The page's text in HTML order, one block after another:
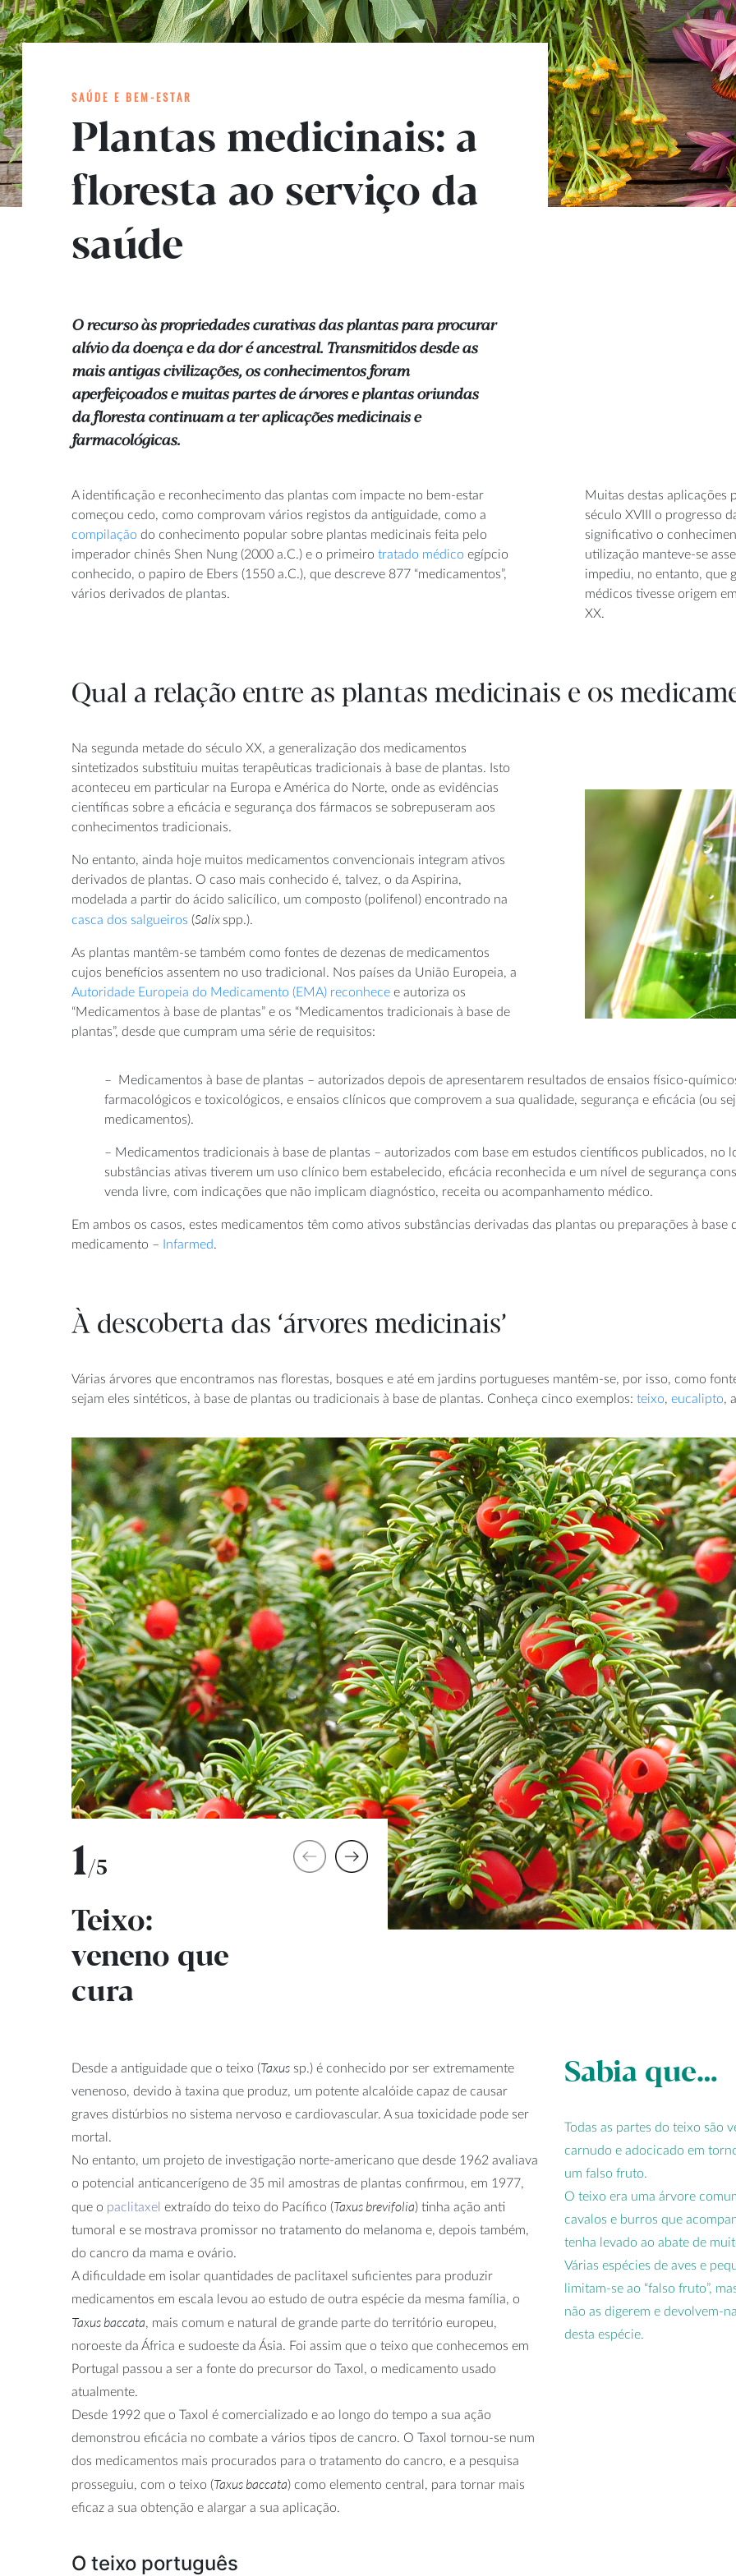
SAÚDE E BEM-ESTAR
Plantas medicinais: a
floresta ao serviço da
saúde
O recurso às propriedades curativas das plantas para procurar
alívio da doença e da dor é ancestral. Transmitidos desde as
mais antigas civilizações, os conhecimentos foram
aperfeiçoados e muitas partes de árvores e plantas oriundas
da floresta continuam a ter aplicações medicinais e
farmacológicas.
A identificação e reconhecimento das plantas com impacte no bem-estar
começou cedo, como comprovam vários registos da antiguidade, como a
compilação do conhecimento popular sobre plantas medicinais feita pelo
imperador chinês Shen Nung (2000 a.C.) e o primeiro tratado médico egípcio
conhecido, o papiro de Ebers (1550 a.C.), que descreve 877 “medicamentos”,
vários derivados de plantas.
Muitas destas aplicações
século XVIII o progresso
significativo o
utilização manteve-se
impediu, no entanto, que
médicos tivesse origem
XX.
Qual a relação entre as plantas medicinais e os
Na segunda metade do século XX, a generalização dos medicamentos
sintetizados substituiu muitas terapêuticas tradicionais à base de plantas. Isto
aconteceu em particular na Europa e América do Norte, onde as evidências
científicas sobre a eficácia e segurança dos fármacos se sobrepuseram aos
conhecimentos tradicionais.
No entanto, ainda hoje muitos medicamentos convencionais integram ativos
derivados de plantas. O caso mais conhecido é, talvez, o da Aspirina,
modelada a partir do ácido salicílico, um composto (polifenol) encontrado na
casca dos salgueiros (Salix spp.).
As plantas mantêm-se também como fontes de dezenas de medicamentos
cujos benefícios assentem no uso tradicional. Nos países da União Europeia, a
Autoridade Europeia do Medicamento (EMA) reconhece e autoriza os
“Medicamentos à base de plantas” e os “Medicamentos tradicionais à base de
plantas”, desde que cumpram uma série de requisitos:
– Medicamentos à base de plantas – autorizados depois de apresentarem resultados de ensaios físico-
farmacológicos e toxicológicos, e ensaios clínicos que comprovem a sua qualidade, segurança e eficácia (ou
medicamentos).
– Medicamentos tradicionais à base de plantas – autorizados com base em estudos científicos publicados, no
substâncias ativas tiverem um uso clínico bem estabelecido, eficácia reconhecida e um nível de segurança
venda livre, com indicações que não implicam diagnóstico, receita ou acompanhamento médico.
Em ambos os casos, estes medicamentos têm como ativos substâncias derivadas das plantas ou preparações à
medicamento –
Infarmed.
À descoberta das ‘árvores medicinais’
Várias árvores que encontramos nas florestas, bosques e até em jardins portugueses mantêm-se, por isso, como
sejam eles sintéticos, à base de plantas ou tradicionais à base de plantas. Conheça cinco exemplos: teixo, eucalipto,
1/5
Teixo:
veneno que
cura
Desde a antiguidade que o teixo (Taxus sp.) é conhecido por ser extremamente
venenoso, devido à taxina que produz, um potente alcalóide capaz de causar
graves distúrbios no sistema nervoso e cardiovascular. A sua toxicidade pode ser
mortal.
No entanto, um projeto de investigação norte-americano que desde 1962 avaliava
o potencial anticancerígeno de 35 mil amostras de plantas confirmou, em 1977,
que o paclitaxel extraído do teixo do Pacífico (Taxus brevifolia) tinha ação anti
tumoral e se mostrava promissor no tratamento do melanoma e, depois também,
do cancro da mama e ovário.
A dificuldade em isolar quantidades de paclitaxel suficientes para produzir
medicamentos em escala levou ao estudo de outra espécie da mesma família, o
Taxus baccata, mais comum e natural de grande parte do território europeu,
noroeste da África e sudoeste da Ásia. Foi assim que o teixo que conhecemos em
Portugal passou a ser a fonte do precursor do Taxol, o medicamento usado
atualmente.
Desde 1992 que o Taxol é comercializado e ao longo do tempo a sua ação
demonstrou eficácia no combate a vários tipos de cancro. O Taxol tornou-se num
dos medicamentos mais procurados para o tratamento do cancro, e a pesquisa
prosseguiu, com o teixo (Taxus baccata) como elemento central, para tornar mais
eficaz a sua obtenção e alargar a sua aplicação.
O teixo português
Sabia que…
Todas as partes do teixo são
carnudo e adocicado em
um falso fruto.
O teixo era uma árvore
cavalos e burros que
tenha levado ao abate de
Várias espécies de aves e
limitam-se ao “falso fruto”,
não as digerem e devolvem-
desta espécie.